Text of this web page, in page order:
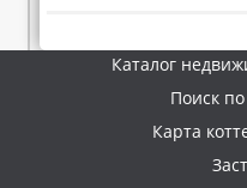
Каталог
Поиск
Карта